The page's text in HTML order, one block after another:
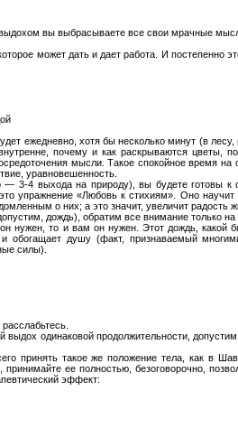
вы выбрасываете все свои мрачные
может дать и дает работа. И постепенно
ежедневно, хотя бы несколько минут (в
почему и как раскрываются цветы,
мысли. Такое спокойное время
уравновешенность.
3-4 выхода на природу), вы будете готовы к
упражнение «Любовь к стихиям». Оно
о них; а это значит, увеличит радость
дождь), обратим все внимание только
нужен, то и вам он нужен. Этот дождь,
душу (факт, признаваемый
силы).
одинаковой продолжительности,
принять такое же положение тела, как в
ее полностью, безоговорочно,
эффект: